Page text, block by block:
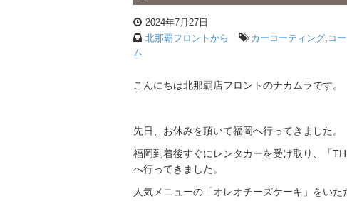
2024年7月27日
北那覇フロントから
カーコーティング, コ
ム
こんにちは北那覇店フロントのナカムラです。
先日、お休みを頂いて福岡へ行ってきました。
福岡到着後すぐにレンタカーを受け取り、「
へ行ってきました。
人気メニューの「オレオチーズケーキ」をい